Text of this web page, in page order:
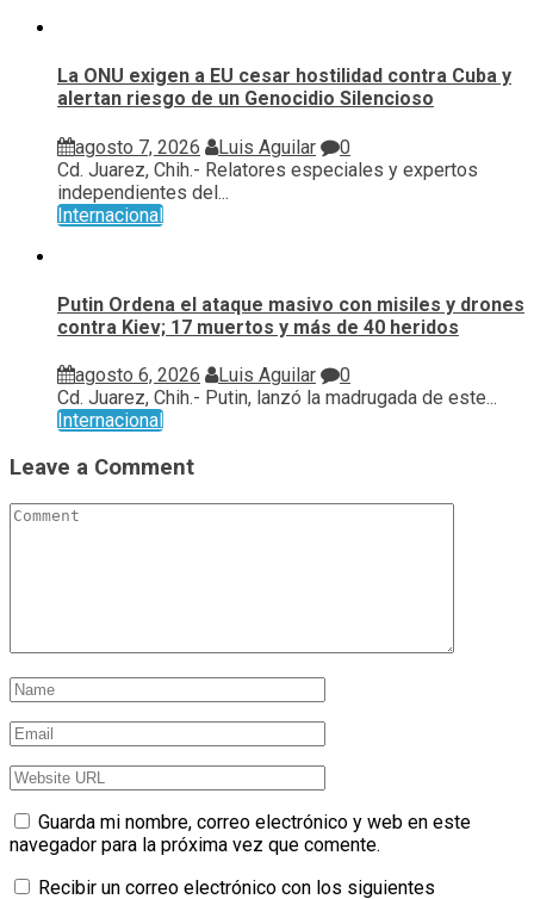
La ONU exigen a EU cesar hostilidad contra Cuba y
alertan riesgo de un Genocidio Silencioso
agosto 7, 2026 Luis Aguilar
0
Cd. Juarez, Chih.- Relatores especiales y expertos
independientes del...
Internacional
Putin Ordena el ataque masivo con misiles y drones
contra Kiev; 17 muertos y más de 40 heridos
agosto 6, 2026 Luis Aguilar
0
Cd. Juarez, Chih.- Putin, lanzó la madrugada de este...
Internacional
Leave a Comment
Guarda mi nombre, correo electrónico y web en este
navegador para la próxima vez que comente.
Recibir un correo electrónico con los siguientes